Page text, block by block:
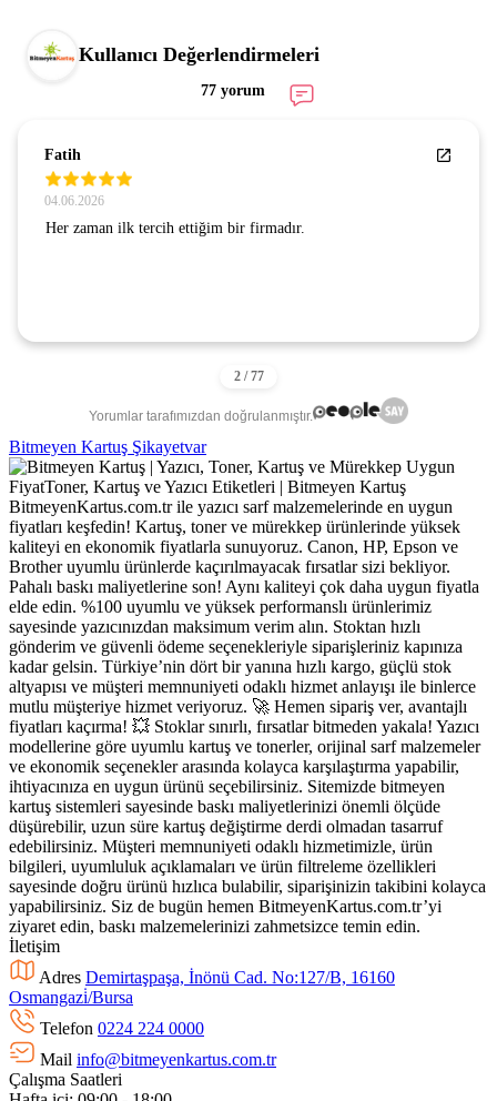
Kullanıcı Değerlendirmeleri
77 yorum
Fatih
04.06.2026
Her zaman ilk tercih ettiğim bir firmadır.
Yorumlar tarafımızdan doğrulanmıştır.
Bitmeyen Kartuş Şikayetvar
BitmeyenKartus.com.tr ile yazıcı sarf malzemelerinde en uygun
fiyatları keşfedin! Kartuş, toner ve mürekkep ürünlerinde yüksek
kaliteyi en ekonomik fiyatlarla sunuyoruz. Canon, HP, Epson ve
Brother uyumlu ürünlerde kaçırılmayacak fırsatlar sizi bekliyor.
Pahalı baskı maliyetlerine son! Aynı kaliteyi çok daha uygun fiyatla
elde edin. %100 uyumlu ve yüksek performanslı ürünlerimiz
sayesinde yazıcınızdan maksimum verim alın. Stoktan hızlı
gönderim ve güvenli ödeme seçenekleriyle siparişleriniz kapınıza
kadar gelsin. Türkiye’nin dört bir yanına hızlı kargo, güçlü stok
altyapısı ve müşteri memnuniyeti odaklı hizmet anlayışı ile binlerce
mutlu müşteriye hizmet veriyoruz. 🚀 Hemen sipariş ver, avantajlı
fiyatları kaçırma! 💥 Stoklar sınırlı, fırsatlar bitmeden yakala! Yazıcı
modellerine göre uyumlu kartuş ve tonerler, orijinal sarf malzemeler
ve ekonomik seçenekler arasında kolayca karşılaştırma yapabilir,
ihtiyacınıza en uygun ürünü seçebilirsiniz. Sitemizde bitmeyen
kartuş sistemleri sayesinde baskı maliyetlerinizi önemli ölçüde
düşürebilir, uzun süre kartuş değiştirme derdi olmadan tasarruf
edebilirsiniz. Müşteri memnuniyeti odaklı hizmetimizle, ürün
bilgileri, uyumluluk açıklamaları ve ürün filtreleme özellikleri
sayesinde doğru ürünü hızlıca bulabilir, siparişinizin takibini kolayca
yapabilirsiniz. Siz de bugün hemen BitmeyenKartus.com.tr’yi
ziyaret edin, baskı malzemelerinizi zahmetsizce temin edin.
İletişim
Adres Demirtaşpaşa, İnönü Cad. No:127/B, 16160
Osmangazi̇/Bursa
Telefon 0224 224 0000
Mail info@bitmeyenkartus.com.tr
Çalışma Saatleri